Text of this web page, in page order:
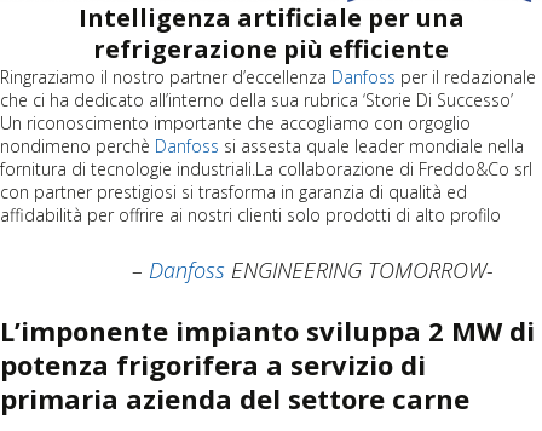
Intelligenza artificiale per una
refrigerazione più efficiente
Ringraziamo il nostro partner d’eccellenza Danfoss per il redazionale
che ci ha dedicato all’interno della sua rubrica ‘Storie Di Successo’
Un riconoscimento importante che accogliamo con orgoglio
nondimeno perchè Danfoss si assesta quale leader mondiale nella
fornitura di tecnologie industriali.La collaborazione di Freddo&Co srl
con partner prestigiosi si trasforma in garanzia di qualità ed
affidabilità per offrire ai nostri clienti solo prodotti di alto profilo
– Danfoss ENGINEERING TOMORROW-
L’imponente impianto sviluppa 2 MW di
potenza frigorifera a servizio di
primaria azienda del settore carne